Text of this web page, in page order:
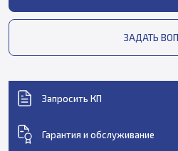
ЗАДАТЬ
Запросить КП
Гарантия и обслуживание